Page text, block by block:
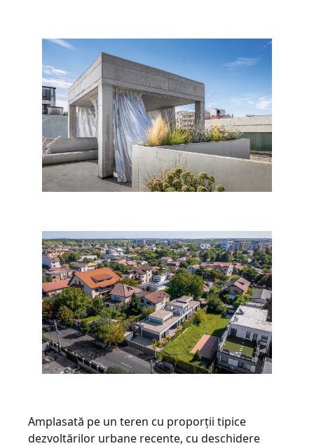
Amplasată pe un teren cu proporții tipice
dezvoltărilor urbane recente, cu deschidere